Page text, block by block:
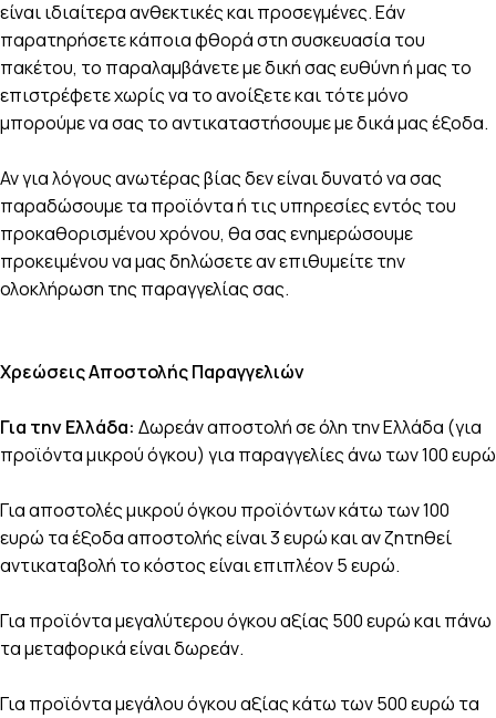
είναι ιδιαίτερα ανθεκτικές και προσεγμένες. Εάν
παρατηρήσετε κάποια φθορά στη συσκευασία του
πακέτου, το παραλαμβάνετε με δική σας ευθύνη ή μας το
επιστρέφετε χωρίς να το ανοίξετε και τότε μόνο
μπορούμε να σας το αντικαταστήσουμε με δικά μας έξοδα.
Αν για λόγους ανωτέρας βίας δεν είναι δυνατό να σας
παραδώσουμε τα προϊόντα ή τις υπηρεσίες εντός του
προκαθορισμένου χρόνου, θα σας ενημερώσουμε
προκειμένου να μας δηλώσετε αν επιθυμείτε την
ολοκλήρωση της παραγγελίας σας.
Χρεώσεις Αποστολής Παραγγελιών
Για την Ελλάδα: Δωρεάν αποστολή σε όλη την Ελλάδα (για
προϊόντα μικρού όγκου) για παραγγελίες άνω των 100 ευρώ
Για αποστολές μικρού όγκου προϊόντων κάτω των 100
ευρώ τα έξοδα αποστολής είναι 3 ευρώ και αν ζητηθεί
αντικαταβολή το κόστος είναι επιπλέον 5 ευρώ.
Για προϊόντα μεγαλύτερου όγκου αξίας 500 ευρώ και πάνω
τα μεταφορικά είναι δωρεάν.
Για προϊόντα μεγάλου όγκου αξίας κάτω των 500 ευρώ τα